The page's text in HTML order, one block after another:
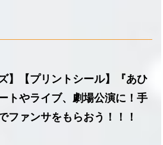
】【プリントシール】『あひ
トやライブ、劇場公演に！手
ファンサをもらおう！！！